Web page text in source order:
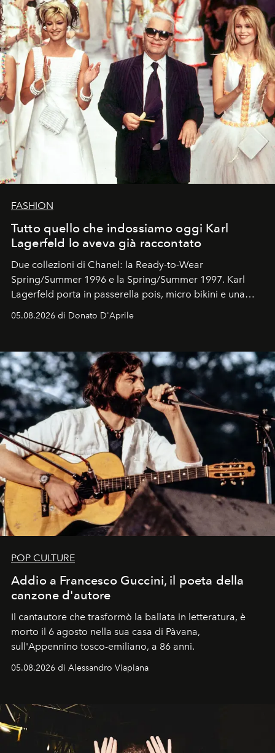
FASHION
Tutto quello che indossiamo oggi Karl
Lagerfeld lo aveva già raccontato
Due collezioni di Chanel: la Ready-to-Wear
Spring/Summer 1996 e la Spring/Summer 1997. Karl
Lagerfeld porta in passerella pois, micro bikini e una
Kate, Claudia e Carla una dietro l'altra. Trent'anni dopo,
uno dei documenti più contemporanei che abbiamo.
05.08.2026 di Donato D'Aprile
POP CULTURE
Addio a Francesco Guccini, il poeta della
canzone d'autore
Il cantautore che trasformò la ballata in letteratura, è
morto il 6 agosto nella sua casa di Pàvana,
sull'Appennino tosco-emiliano, a 86 anni.
05.08.2026 di Alessandro Viapiana